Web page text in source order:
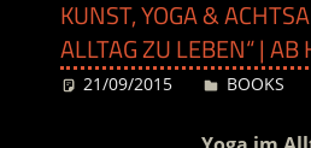
KUNST, YOGA &
ALLTAG ZU LEBEN“ | AB
21/09/2015 Desiree
BOOKS